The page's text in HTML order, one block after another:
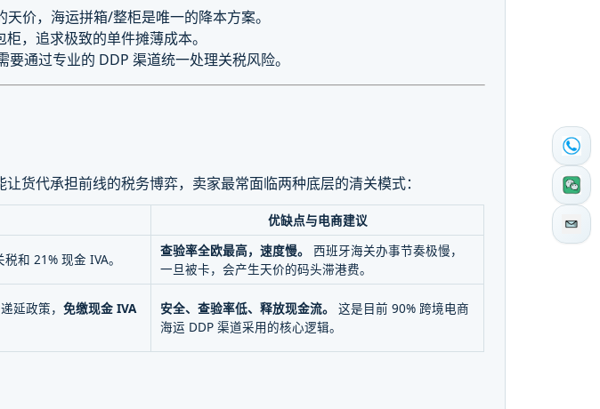
价，海运拼箱/整柜是唯一的降本方案。
，追求极致的单件摊薄成本。
通过专业的 DDP 渠道统一处理关税风险。
让货代承担前线的税务博弈，卖家最常面临两种底层的清关模式：
优缺点与电商建议
和 21% 现金 IVA。
查验率全欧最高，速度慢。
西班牙海关办事节奏极慢，
一旦被卡，会产生天价的码头滞港费。
延政策，免缴现金 IVA
安全、查验率低、释放现金流。
这是目前 90% 跨境电商
海运 DDP 渠道采用的核心逻辑。